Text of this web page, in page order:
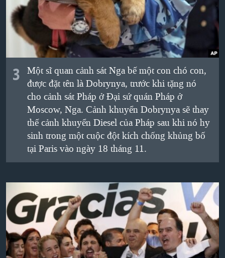
3
Một sĩ quan cảnh sát Nga bế một con chó con,
được đặt tên là Dobrynya, trước khi tặng nó
cho cảnh sát Pháp ở Đại sứ quán Pháp ở
Moscow, Nga. Cảnh khuyển Dobrynya sẽ thay
thế cảnh khuyển Diesel của Pháp sau khi nó hy
sinh trong một cuộc đột kích chống khủng bố
tại Paris vào ngày 18 tháng 11.